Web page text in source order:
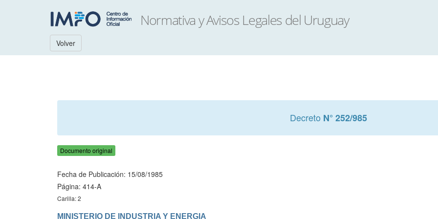
Volver
Decreto N° 252/985
Documento original
Fecha de Publicación: 15/08/1985
Página: 414-A
Carilla: 2
MINISTERIO DE INDUSTRIA Y ENERGIA